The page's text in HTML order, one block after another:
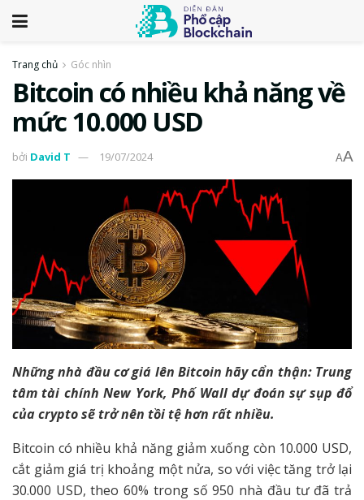
Trang chủ Góc nhìn
Bitcoin có nhiều khả năng về
mức 10.000 USD
bởi David T 19/07/2024 AA
Những nhà đầu cơ giá lên Bitcoin hãy cẩn thận: Trung
tâm tài chính New York, Phố Wall dự đoán sự sụp đổ
của crypto sẽ trở nên tồi tệ hơn rất nhiều.
Bitcoin có nhiều khả năng giảm xuống còn 10.000 USD,
cắt giảm giá trị khoảng một nửa, so với việc tăng trở lại
30.000 USD, theo 60% trong số 950 nhà đầu tư đã trả